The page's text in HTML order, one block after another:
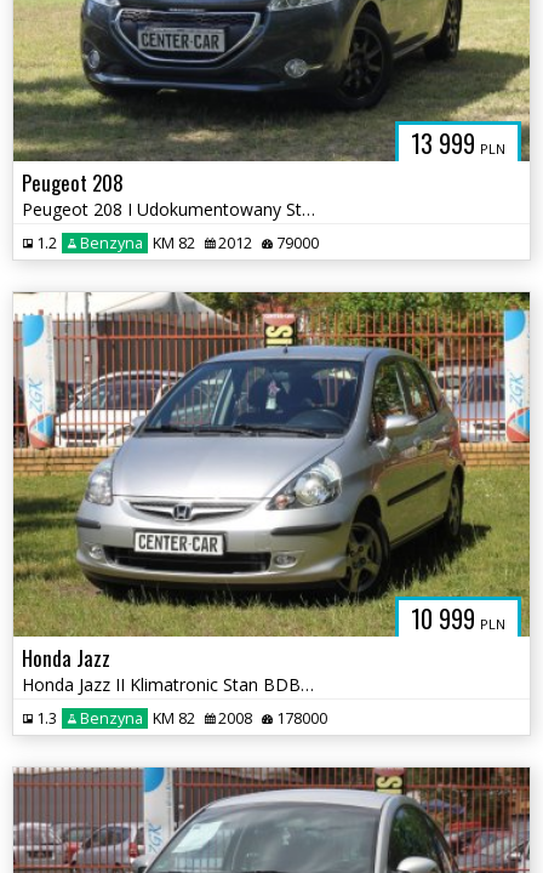
13 999 PLN
Peugeot 208
Peugeot 208 I Udokumentowany Stan Licznika Stan BDB WARTO Rej.PL
1.2 Benzyna KM 82 2012 79000
10 999 PLN
Honda Jazz
Honda Jazz II Klimatronic Stan BDB Elektryka Bez Korozji WARTO
1.3 Benzyna KM 82 2008 178000